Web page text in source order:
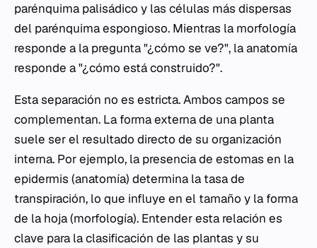
parénquima palisádico y las células más dispersas
del parénquima espongioso. Mientras la morfología
responde a la pregunta "¿cómo se ve?", la anatomía
responde a "¿cómo está construido?".
Esta separación no es estricta. Ambos campos se
complementan. La forma externa de una planta
suele ser el resultado directo de su organización
interna. Por ejemplo, la presencia de estomas en la
epidermis (anatomía) determina la tasa de
transpiración, lo que influye en el tamaño y la forma
de la hoja (morfología). Entender esta relación es
clave para la clasificación de las plantas y su